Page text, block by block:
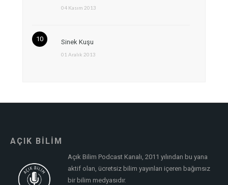
04 Kasım 2013
Sinek Kuşu
01 Aralık 2013
AÇIK BİLİM
Açık Bilim Podcast Kanalı, 2011 yılından bu yana
aktif olan, ücretsiz bilim yayınları içeren bağımsız
bir bilim medyasıdır.